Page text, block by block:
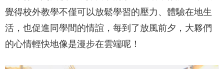
覺得校外教學不僅可以放鬆學習的壓力、體驗在地生
活，也促進同學間的情誼，每到了放風前夕，大夥們
的心情輕快地像是漫步在雲端呢！